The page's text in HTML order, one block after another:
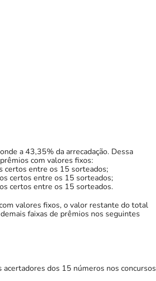
a 43,35% da arrecadação. Dessa
com valores fixos:
certos entre os 15 sorteados;
certos entre os 15 sorteados;
certos entre os 15 sorteados.
valores fixos, o valor restante do total
faixas de prêmios nos seguintes
dos 15 números nos concursos